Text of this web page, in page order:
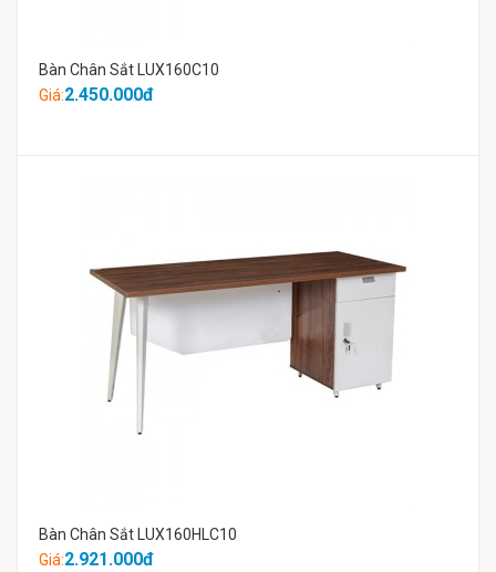
Bàn Chân Sắt LUX160C10
Giá:2.450.000đ
Bàn Chân Sắt LUX160HLC10
Giá:2.921.000đ